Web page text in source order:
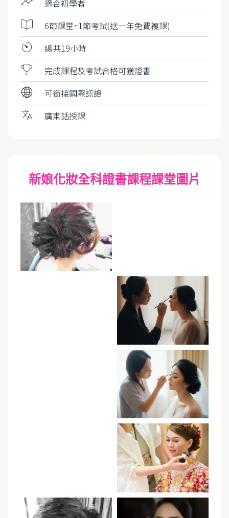
適合初學者
6節課堂+1節考試(送一年免費複課)
總共19小時
完成課程及考試合格可獲證書
可銜接國際認證
廣東話授課
新娘化妝全科證書課程課堂圖片